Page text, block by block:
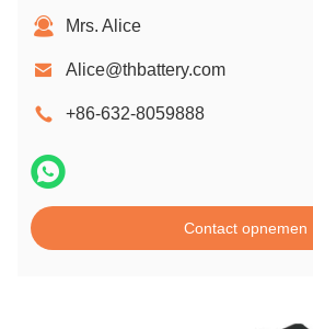
Mrs. Alice
Alice@thbattery.com
+86-632-8059888
Contact opnemen